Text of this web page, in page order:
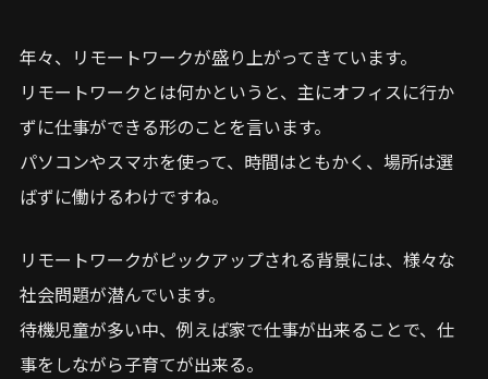
年々、リモートワークが盛り上がってきています。
リモートワークとは何かというと、主にオフィスに行か
ずに仕事ができる形のことを言います。
パソコンやスマホを使って、時間はともかく、場所は選
ばずに働けるわけですね。
リモートワークがピックアップされる背景には、様々な
社会問題が潜んでいます。
待機児童が多い中、例えば家で仕事が出来ることで、仕
事をしながら子育てが出来る。